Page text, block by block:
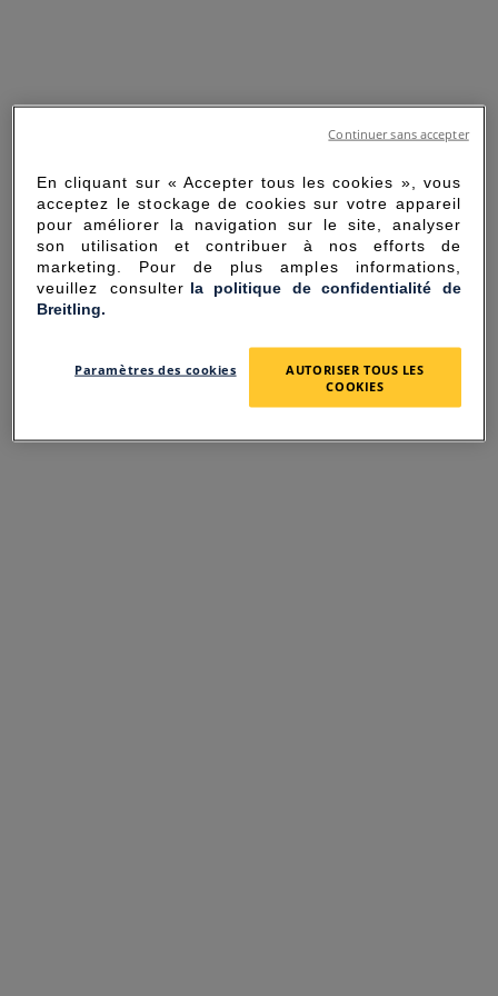
SORRY FOR THE
INCONVENIENCE
UNEXPECTED ERROR OCCURRED.
En cliquant sur « Accepter tous les cookies », vous
acceptez le stockage de cookies sur votre appareil
pour améliorer la navigation sur le site, analyser
son utilisation et contribuer à nos efforts de
marketing. Pour de plus amples informations,
veuillez consulter la politique de confidentialité de
Breitling.
Paramètres des cookies
AUTORISER TOUS LES
COOKIES
Continuer sans accepter